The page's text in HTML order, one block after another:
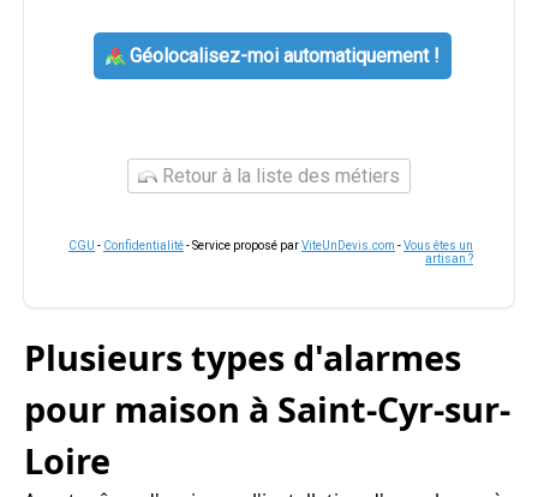
Géolocalisez-moi automatiquement !
Retour à la liste des métiers
CGU - Confidentialité- Service proposé parViteUnDevis.com -Vous êtes un
artisan ?
Plusieurs types d'alarmes
pour maison à Saint-Cyr-sur-
Loire